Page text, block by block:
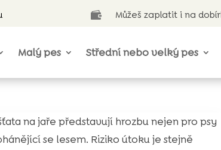
 Můžeš zaplatit i na
Malý pes Střední nebo velký pes
na jaře představují hrozbu nejen pro psy
se lesem. Riziko útoku je stejně